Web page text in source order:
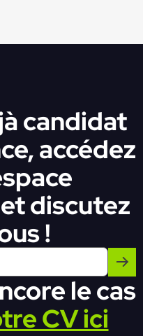
candidat
accédez
discutez
!
le cas
CV ici